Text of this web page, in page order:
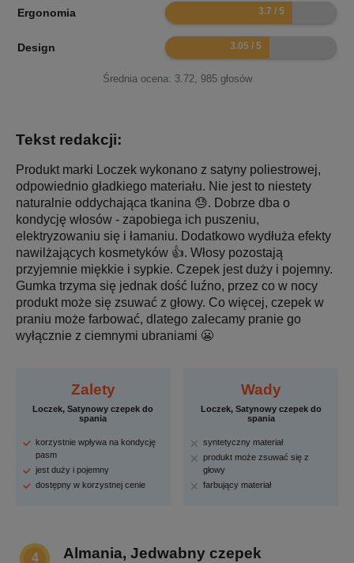
Ergonomia 7.4
Design 6.1
Średnia ocena: 3.72, 985głosów
Tekst redakcji:
Produkt marki Loczek wykonano z satyny poliestrowej,
odpowiednio gładkiego materiału. Nie jest to niestety
naturalnie oddychająca tkanina 😓. Dobrze dba o
kondycję włosów - zapobiega ich puszeniu,
elektryzowaniu się i łamaniu. Dodatkowo wydłuża efekty
nawilżających kosmetyków 👍. Włosy pozostają
przyjemnie miękkie i sypkie. Czepek jest duży i pojemny.
Gumka trzyma się jednak dość luźno, przez co w nocy
produkt może się zsuwać z głowy. Co więcej, czepek w
praniu może farbować, dlatego zalecamy pranie go
wyłącznie z ciemnymi ubraniami 😬
Zalety
Loczek, Satynowy czepek do
spania
korzystnie wpływa na kondycję
pasm
jest duży i pojemny
dostępny w korzystnej cenie
Wady
Loczek, Satynowy czepek do
spania
syntetyczny materiał
produkt może zsuwać się z
głowy
farbujący materiał
Almania, Jedwabny czepek